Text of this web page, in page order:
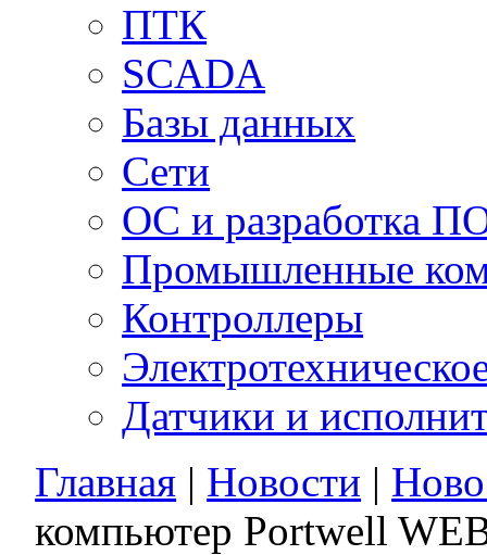
ПТК
SCADA
Базы данных
Сети
ОС и разработка
Промышленные
Контроллеры
Датчики и
Главная | Новости |
компьютер Portwell